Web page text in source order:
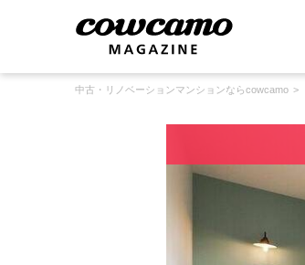
中古・リノベーションマンションならcowcamo